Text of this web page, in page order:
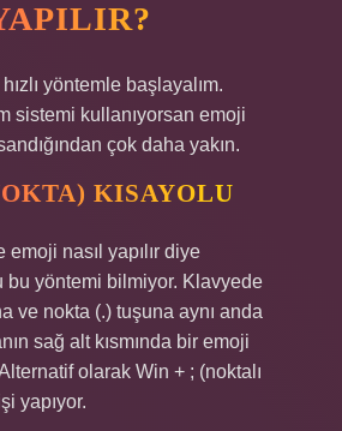
yöntemle başlayalım.
sistemi kullanıyorsan emoji
çok daha yakın.
KISAYOLU
nasıl yapılır diye
bu yöntemi bilmiyor. Klavyede
ve nokta (.) tuşuna aynı anda
sağ alt kısmında bir emoji
olarak Win + ; (noktalı
yapıyor.